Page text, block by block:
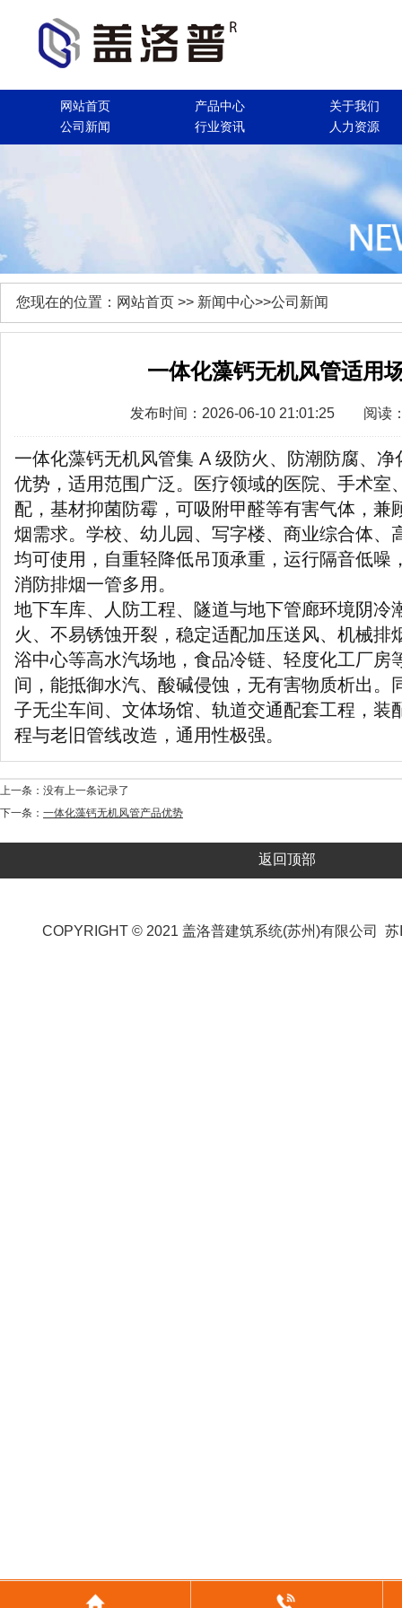
网站首页 产品中心
关于我们
公司新闻
行业资讯 人力资源
您现在的位置： 网站首页 >> 新闻中心>>公司新闻
一体化藻钙无机风管适用
发布时间：2026-06-10 21:01:25 阅读
一体化藻钙无机风管集 A 级防火、防潮防腐、
优势，适用范围广泛。医疗领域的医院、手术室
配，基材抑菌防霉，可吸附甲醛等有害气体，兼
烟需求。学校、幼儿园、写字楼、商业综合体、
均可使用，自重轻降低吊顶承重，运行隔音低噪
消防排烟一管多用。
地下车库、人防工程、隧道与地下管廊环境阴冷
火、不易锈蚀开裂，稳定适配加压送风、机械排
浴中心等高水汽场地，食品冷链、轻度化工厂房
间，能抵御水汽、酸碱侵蚀，无有害物质析出。
子无尘车间、文体场馆、轨道交通配套工程，装
程与老旧管线改造，通用性极强。
上一条：没有上一条记录了
下一条： 一体化藻钙无机风管产品优势
返回顶部
COPYRIGHT © 2021 盖洛普建筑系统(苏州)有限公司 苏